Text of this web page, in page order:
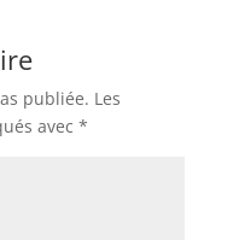
publiée. Les
avec *